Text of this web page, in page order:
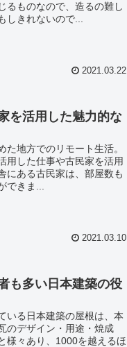
るものなので、造るの難し
しきれないので...
2021.03.22
を活用した魅力的な
地方でのリモート生活。
用した仕事や古民家を活用
にある古民家は、部屋数も
できま...
2021.03.10
も多い日本建築の役
いる日本建築の屋根は、本
のデザイン・用途・焼成
様々あり、1000を越えるほ